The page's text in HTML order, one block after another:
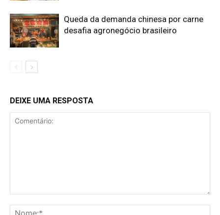
Queda da demanda chinesa por carne
desafia agronegócio brasileiro
DEIXE UMA RESPOSTA